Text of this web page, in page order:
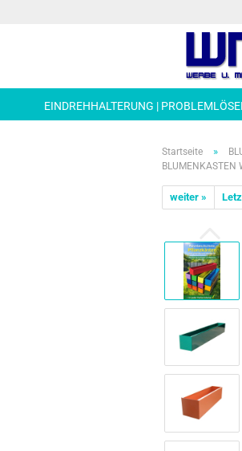
EINDREHHALTERUNG |
Startseite »
BLUMENKASTEN
weiter »